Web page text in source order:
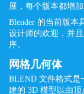
展，每个版本都增加
Blender 的当前版本
设计师的欢迎，并
序。
网格几何体
BLEND 文件格式是
建的 3D 模型以由